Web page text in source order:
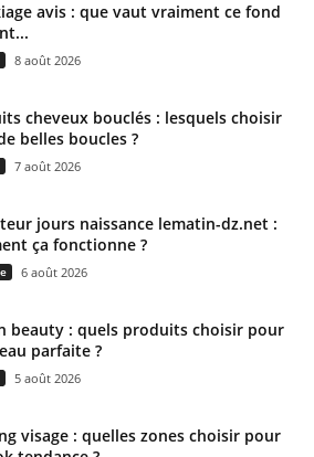
avis : que vaut vraiment ce fond
8 août 2026
cheveux bouclés : lesquels choisir
belles boucles ?
7 août 2026
jours naissance lematin-dz.net :
ça fonctionne ?
6 août 2026
beauty : quels produits choisir pour
parfaite ?
5 août 2026
visage : quelles zones choisir pour